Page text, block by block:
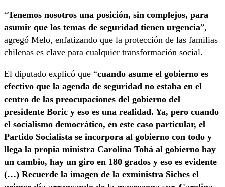
“Tenemos nosotros una posición, sin complejos, para
asumir que los temas de seguridad tienen urgencia”,
agregó Melo, enfatizando que la protección de las familias
chilenas es clave para cualquier transformación social.
El diputado explicó que “cuando asume el gobierno es
efectivo que la agenda de seguridad no estaba en el
centro de las preocupaciones del gobierno del
presidente Boric y eso es una realidad. Ya, pero cuando
el socialismo democrático, en este caso particular, el
Partido Socialista se incorpora al gobierno con todo y
llega la propia ministra Carolina Tohá al gobierno hay
un cambio, hay un giro en 180 grados y eso es evidente
(…) Recuerde la imagen de la exministra Siches el